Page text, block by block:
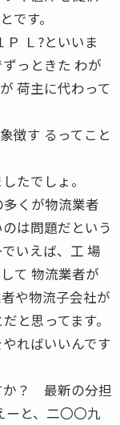
です。
Ｌ?といいま
っときた わが
荷主に代わって
徴す るってこと
たでしょ。
くが物流業者
は問題だという
いえば、工 場
て 物流業者が
や物流子会社が
と思ってます。
ればいいんです
か？ 最新の分担
と、二〇〇九